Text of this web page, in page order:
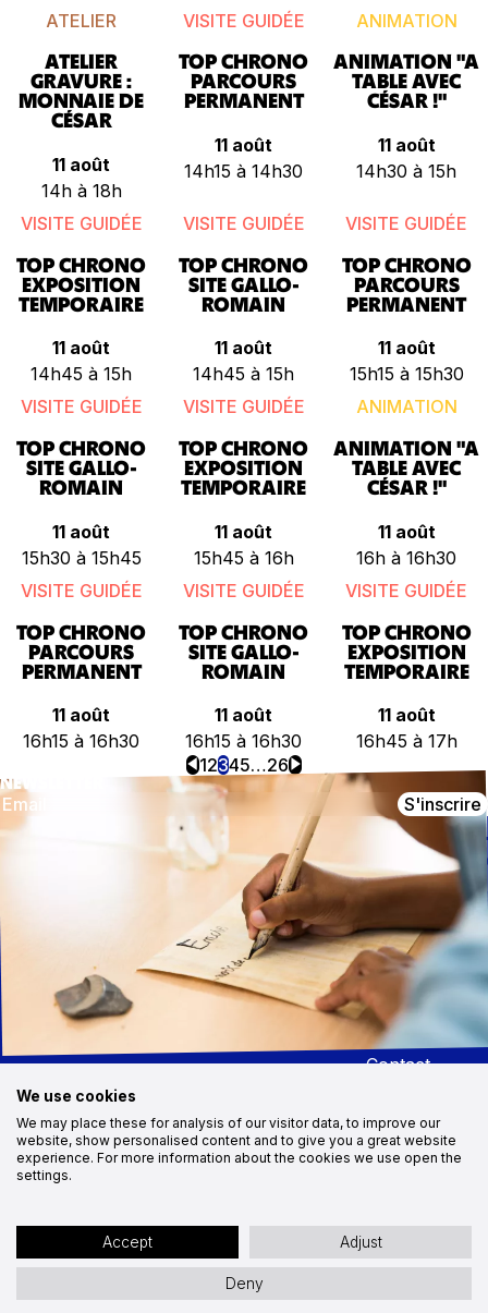
ATELIER
ATELIER
GRAVURE :
MONNAIE DE
CÉSAR
11 août
14h à 18h
VISITE GUIDÉE
TOP CHRONO
PARCOURS
PERMANENT
11 août
14h15 à 14h30
ANIMATION
ANIMATION "A
TABLE AVEC
CÉSAR !"
11 août
14h30 à 15h
VISITE GUIDÉE
TOP CHRONO
EXPOSITION
TEMPORAIRE
11 août
14h45 à 15h
VISITE GUIDÉE
TOP CHRONO
SITE GALLO-
ROMAIN
11 août
14h45 à 15h
VISITE GUIDÉE
TOP CHRONO
PARCOURS
PERMANENT
11 août
15h15 à 15h30
VISITE GUIDÉE
TOP CHRONO
SITE GALLO-
ROMAIN
11 août
15h30 à 15h45
VISITE GUIDÉE
TOP CHRONO
EXPOSITION
TEMPORAIRE
11 août
15h45 à 16h
ANIMATION
ANIMATION "A
TABLE AVEC
CÉSAR !"
11 août
16h à 16h30
VISITE GUIDÉE
TOP CHRONO
PARCOURS
PERMANENT
11 août
16h15 à 16h30
VISITE GUIDÉE
TOP CHRONO
SITE GALLO-
ROMAIN
11 août
16h15 à 16h30
VISITE GUIDÉE
TOP CHRONO
EXPOSITION
TEMPORAIRE
11 août
16h45 à 17h
⏴12345…26⏵
NEWSLETTER
S'inscrire
CONTACT
1, route des Trois Ormeaux
contact@alesia.com
NOUS SUIVRE
Instagram
Facebook
Youtube
Démarche
RSE
Recrutement
Marchés
publics
Contact
Plan du site
Déclaration d’accessibilité : partiellement conforme
Mentions légalesProtections des données
We use cookies
We may place these for analysis of our visitor data, to improve our
website, show personalised content and to give you a great website
experience. For more information about the cookies we use open the
settings.
Accept Adjust
Deny